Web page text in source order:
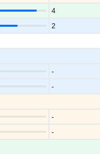
4
2
-
-
-
-